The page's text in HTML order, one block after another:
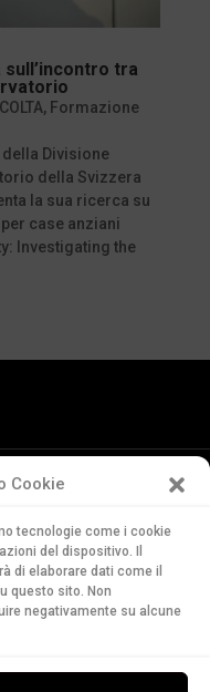
Cookie
tecnologie come i cookie
del dispositivo. Il
di elaborare dati come il
questo sito. Non
negativamente su alcune
tra
, Formazione
Divisione
della Svizzera
la sua ricerca su
case anziani
Investigating the
40